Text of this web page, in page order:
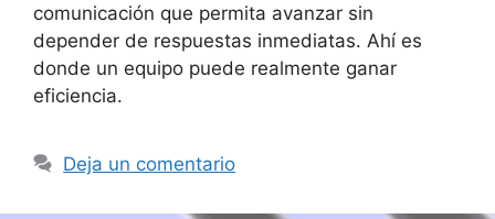
comunicación que permita avanzar sin
depender de respuestas inmediatas. Ahí es
donde un equipo puede realmente ganar
eficiencia.
Deja un comentario